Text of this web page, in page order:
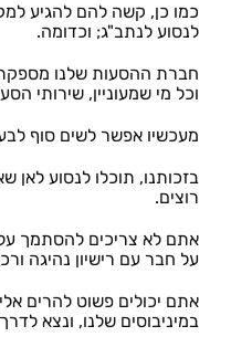
כמו כן, קשה להם להגיע
לנסוע לנתב"ג; וכדומה.
חברת ההסעות שלנו מספקת
וכל מי שמעוניין, שירותי
מעכשיו אפשר לשים סוף
בזכותנו, תוכלו לנסוע
רוצים.
אתם לא צריכים להסתמך
על חבר עם רישיון נהיגה
אתם יכולים פשוט להרים
במיניבוסים שלנו, ונצא